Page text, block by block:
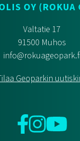
OY (ROKUA
Valtatie 17
91500 Muhos
info@rokuageopark.fi
Geoparkin
Facebook
Instagram